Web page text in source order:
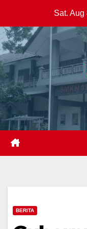
content
Sat. Aug
BERITA